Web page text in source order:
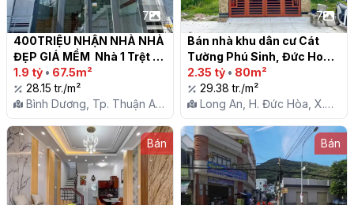
7
400TRIỆU NHẬN NHÀ NHÀ
ĐẸP GIÁ MỀM  Nhà 1 Trệt 1
lầu
1.9 tỷ • 67.5m²
28.15 tr./m²
Bình Dương, Tp. Thuận An,
P. An Phú
7
Bán nhà khu dân cư Cát
Tường Phú Sinh, Đức Hoà,
Long An
2.35 tỷ • 80m²
29.38 tr./m²
Long An, H. Đức Hòa, X.
Mỹ Hạnh Bắc
Bán
Bán